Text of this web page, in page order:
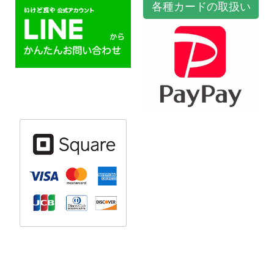
各種カードの取扱い